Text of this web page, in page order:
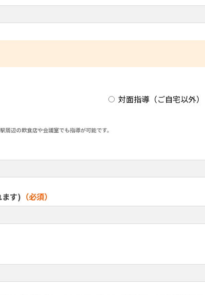
対面指導（ご自宅以外）
辺の飲食店や会議室でも指導が可能です。
す) （必須）